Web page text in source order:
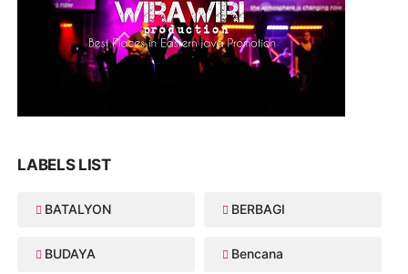
LABELS LIST
BATALYON BERBAGI
BUDAYA Bencana